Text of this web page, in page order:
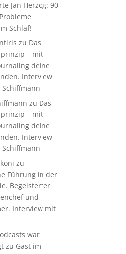
Jan Herzog: 90
Schlaf!
zu Das
– mit
deine
Interview
zu Das
– mit
deine
Interview
zu
Führung in der
Begeisterter
und
Interview mit
war
zu Gast im